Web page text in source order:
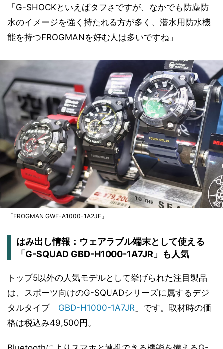
「G-SHOCKといえばタフさですが、なかでも防塵防
水のイメージを強く持たれる方が多く、潜水用防水機
能を持つFROGMANを好む人は多いですね」
「FROGMAN GWF-A1000-1A2JF」
はみ出し情報：ウェアラブル端末として使える
「G-SQUAD GBD-H1000-1A7JR」も人気
トップ5以外の人気モデルとして挙げられた注目製品
は、スポーツ向けのG-SQUADシリーズに属するデジ
タルタイプ「 GBD-H1000-1A7JR 」です。取材時の価
格は税込み49,500円。